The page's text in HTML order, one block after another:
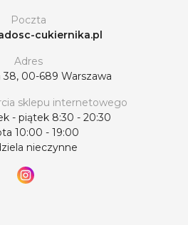
Poczta
cukiernika.pl
Adres
38, 00-689 Warszawa
sklepu internetowego
- piątek 8:30 - 20:30
10:00 - 19:00
nieczynne